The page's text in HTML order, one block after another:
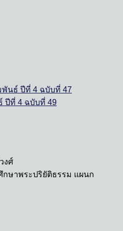
นธ์ ปีที่ 4 ฉบับที่ 47
ปีที่ 4 ฉบับที่ 49
งศ์
กษาพระปริยัติธรรม แผนก